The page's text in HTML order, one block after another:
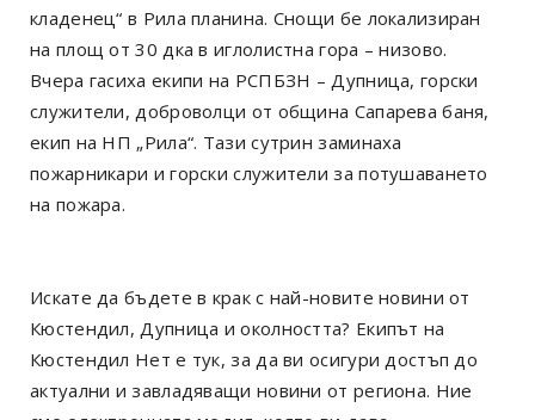
кладенец“ в Рила планина. Снощи бе локализиран
на площ от 30 дка в иглолистна гора – низово.
Вчера гасиха екипи на РСПБЗН – Дупница, горски
служители, доброволци от община Сапарева баня,
екип на НП „Рила“. Тази сутрин заминаха
пожарникари и горски служители за потушаването
на пожара.
Искате да бъдете в крак с най-новите новини от
Кюстендил, Дупница и околността? Екипът на
Кюстендил Нет е тук, за да ви осигури достъп до
актуални и завладяващи новини от региона. Ние